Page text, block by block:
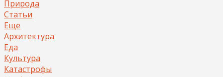
Природа
Статьи
Еще
Архитектура
Еда
Культура
Катастрофы